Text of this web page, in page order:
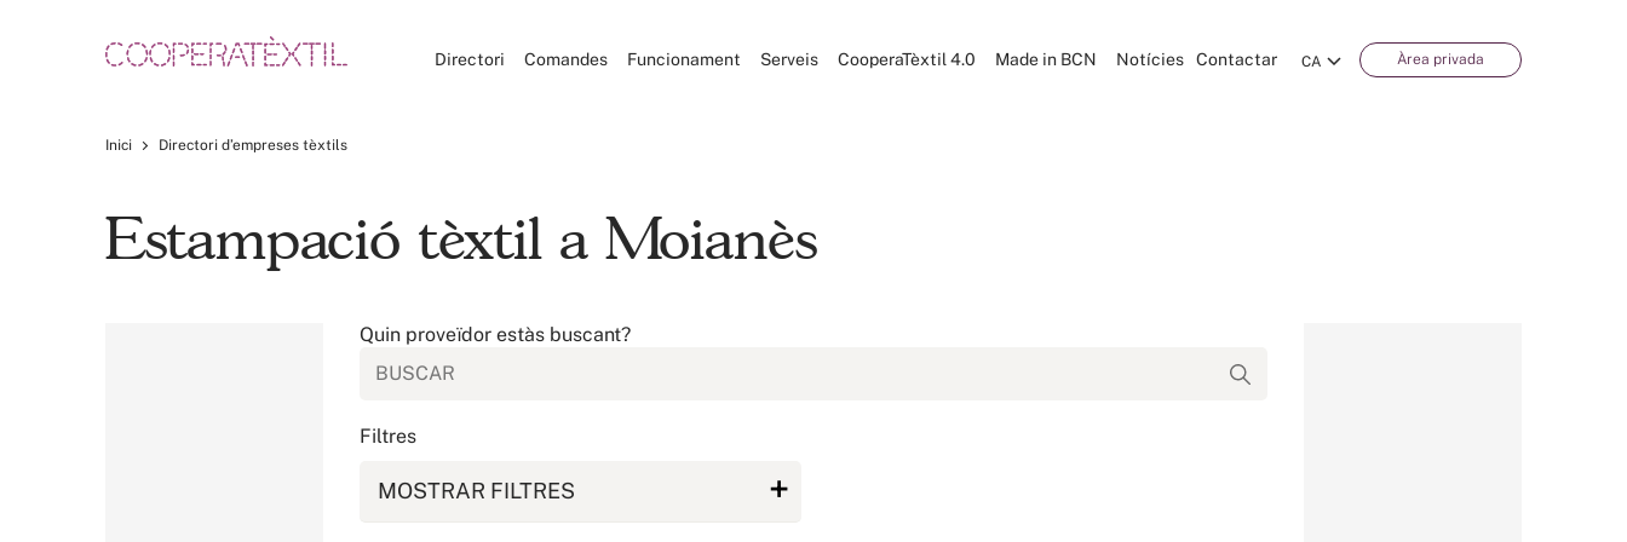
CA Àrea privada
Directori Comandes Funcionament Serveis CooperaTèxtil 4.0 Made in BCN Notícies Contactar
Inici Directori d’empreses tèxtils
Estampació tèxtil a Moianès
Quin proveïdor estàs buscant?
Filtres
MOSTRAR FILTRES